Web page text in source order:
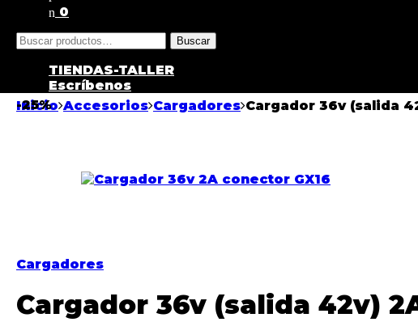
0
Buscar
TIENDAS-TALLER
Escríbenos
Inicio Accesorios Cargadores Cargador 36v (salida
-25%
Cargadores
Cargador 36v (salida 42v)